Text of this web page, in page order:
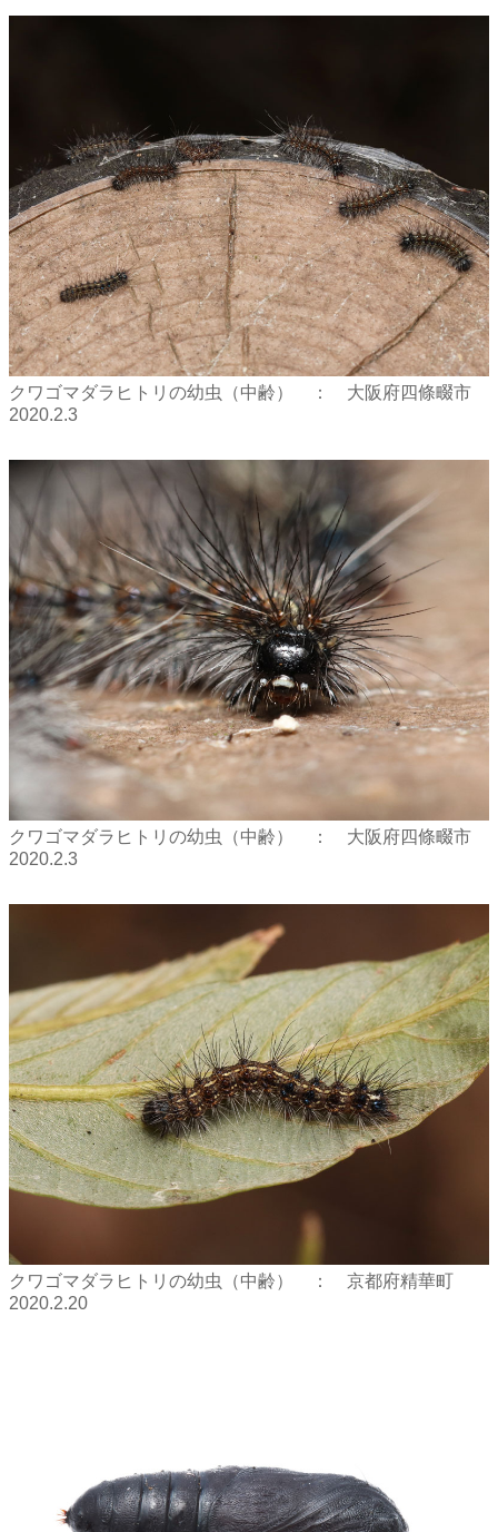
クワゴマダラヒトリの幼虫（中齢） ： 大阪府四條畷市
2020.2.3
クワゴマダラヒトリの幼虫（中齢） ： 大阪府四條畷市
2020.2.3
クワゴマダラヒトリの幼虫（中齢） ： 京都府精華町
2020.2.20